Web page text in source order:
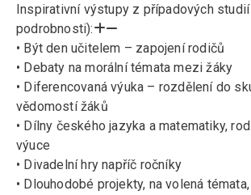
Inspirativní výstupy z případových
podrobnosti):
• Být den učitelem – zapojení rodičů
• Debaty na morální témata mezi žáky
• Diferencovaná výuka – rozdělení do
vědomostí žáků
• Dílny českého jazyka a matematiky,
výuce
• Divadelní hry napříč ročníky
• Dlouhodobé projekty, na volená